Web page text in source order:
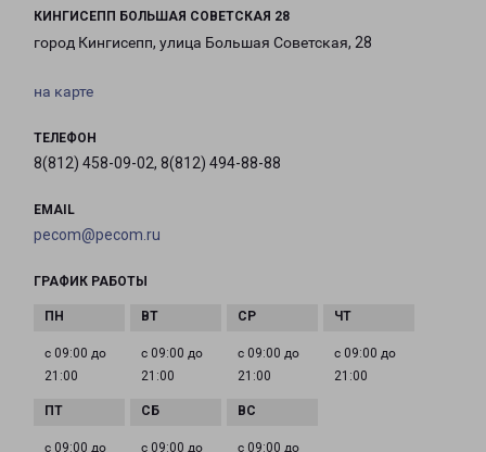
КИНГИСЕПП БОЛЬШАЯ СОВЕТСКАЯ 28
город Кингисепп, улица Большая Советская, 28
на карте
ТЕЛЕФОН
8(812) 458-09-02, 8(812) 494-88-88
EMAIL
pecom@pecom.ru
ГРАФИК РАБОТЫ
с 09:00 до
21:00
с 09:00 до
21:00
с 09:00 до
21:00
с 09:00 до
21:00
с 09:00 до
с 09:00 до
с 09:00 до